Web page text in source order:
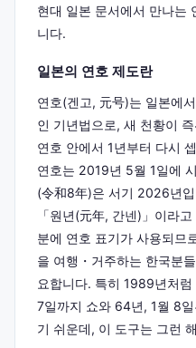
현대 일본 문서에서 만나는
니다.
일본의 연호 제도란
연호(겐고, 元号)는 일본에
인 기년법으로, 새 천황이
연호 안에서 1년부터 다시
연호는 2019년 5월 1일에
(令和8年)은 서기 2026년
「원년(元年, 간넨)」이라
분에 연호 표기가 사용되므
을 여행・거주하는 한국분
요합니다. 특히 1989년처
7일까지 쇼와 64년, 1월 8
기 쉬운데, 이 도구는 그런